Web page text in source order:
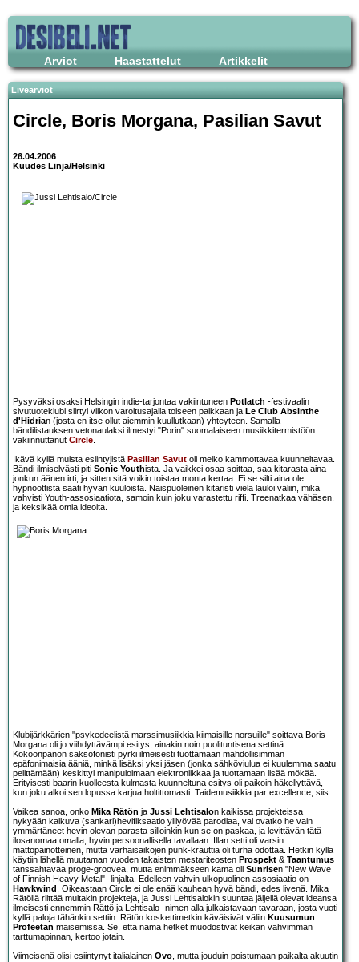
Arviot Haastattelut Artikkelit
Livearviot
Circle, Boris Morgana, Pasilian Savut
26.04.2006
Kuudes Linja/Helsinki
Pysyväksi osaksi Helsingin indie-tarjontaa vakiintuneen Potlatch -festivaalin
sivutuoteklubi siirtyi viikon varoitusajalla toiseen paikkaan ja Le Club Absinthe
d'Hidrian (josta en itse ollut aiemmin kuullutkaan) yhteyteen. Samalla
bändilistauksen vetonaulaksi ilmestyi "Porin" suomalaiseen musiikkitermistöön
vakiinnuttanut Circle.
Ikävä kyllä muista esiintyjistä Pasilian Savut oli melko kammottavaa kuunneltavaa.
Bändi ilmiselvästi piti Sonic Youthista. Ja vaikkei osaa soittaa, saa kitarasta aina
jonkun äänen irti, ja sitten sitä voikin toistaa monta kertaa. Ei se silti aina ole
hypnoottista saati hyvän kuuloista. Naispuoleinen kitaristi vielä lauloi väliin, mikä
vahvisti Youth-assosiaatiota, samoin kuin joku varastettu riffi. Treenatkaa vähäsen,
ja keksikää omia ideoita.
Klubijärkkärien "psykedeelistä marssimusiikkia kiimaisille norsuille" soittava Boris
Morgana oli jo viihdyttävämpi esitys, ainakin noin puolituntisena settinä.
Kokoonpanon saksofonisti pyrki ilmeisesti tuottamaan mahdollisimman
epäfonimaisia ääniä, minkä lisäksi yksi jäsen (jonka sähköviulua ei kuulemma saatu
pelittämään) keskittyi manipuloimaan elektroniikkaa ja tuottamaan lisää mökää.
Erityisesti baarin kuolleesta kulmasta kuunneltuna esitys oli paikoin häkellyttävä,
kun joku alkoi sen lopussa karjua holtittomasti. Taidemusiikkia par excellence, siis.
Vaikea sanoa, onko Mika Rätön ja Jussi Lehtisalon kaikissa projekteissa
nykyään kaikuva (sankari)hevifiksaatio ylilyövää parodiaa, vai ovatko he vain
ymmärtäneet hevin olevan parasta silloinkin kun se on paskaa, ja levittävän tätä
ilosanomaa omalla, hyvin persoonallisella tavallaan. Illan setti oli varsin
mättöpainotteinen, mutta varhaisaikojen punk-krauttia oli turha odottaa. Hetkin kyllä
käytiin lähellä muutaman vuoden takaisten mestariteosten Prospekt &Taantumus
tanssahtavaa proge-groovea, mutta enimmäkseen kama oli Sunrisen "New Wave
of Finnish Heavy Metal" -linjalta. Edelleen vahvin ulkopuolinen assosiaatio on
Hawkwind . Oikeastaan Circle ei ole enää kauhean hyvä bändi, edes livenä. Mika
Rätöllä riittää muitakin projekteja, ja Jussi Lehtisalokin suuntaa jäljellä olevat ideansa
ilmeisesti ennemmin Rättö ja Lehtisalo -nimen alla julkaistavaan tavaraan, josta vuoti
kyllä paloja tähänkin settiin. Rätön koskettimetkin käväisivät väliin Kuusumun
Profeetan maisemissa. Se, että nämä hetket muodostivat keikan vahvimman
tarttumapinnan, kertoo jotain.
Viimeisenä olisi esiintynyt italialainen Ovo, mutta jouduin poistumaan paikalta akuutin